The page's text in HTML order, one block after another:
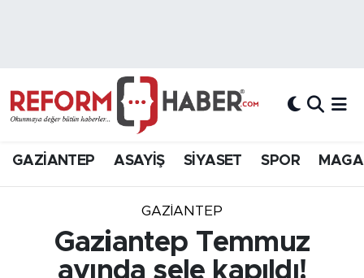
GAZİANTEP ASAYİŞ SİYASET SPOR
GAZIANTEP
Gaziantep Temmuz
ayında sele kapıldı!
Hava Durumu
Süper Lig Puan Durumu ve Fikstür
Tüm Manşetler
Son Dakika Haberleri